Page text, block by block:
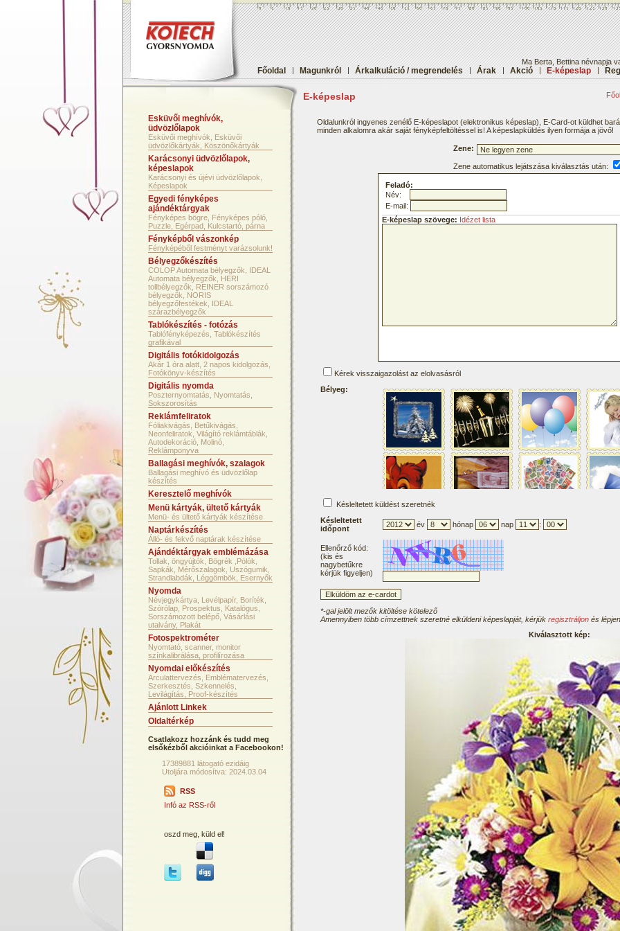
Ma Berta, Bettina névnapja
Főoldal | Magunkról | Árkalkuláció / megrendelés | Árak | Akció | E-képeslap |
E-képeslap
Esküvői meghívók,
üdvözlőlapok
Esküvői meghívók, Esküvői
üdvözlőkártyák, Köszönőkártyák
Karácsonyi üdvözlőlapok,
képeslapok
Karácsonyi és újévi üdvözlőlapok,
Képeslapok
Egyedi fényképes
ajándéktárgyak
Fényképes bögre, Fényképes póló,
Puzzle, Egérpad, Kulcstartó, párna
Fényképből vászonkép
Fényképéből festményt varázsolunk!
Bélyegzőkészítés
COLOP Automata bélyegzők, IDEAL
Automata bélyegzők, HERI
tollbélyegzők, REINER sorszámozó
bélyegzők, NORIS
bélyegzőfestékek, IDEAL
szárazbélyegzők
Tablókészítés - fotózás
Tablófényképezés, Tablókészítés
grafikával
Digitális fotókidolgozás
Akár 1 óra alatt, 2 napos kidolgozás,
Fotókönyv-készítés
Digitális nyomda
Poszternyomtatás, Nyomtatás,
Sokszorosítás
Reklámfeliratok
Fóliakivágás, Betűkivágás,
Neonfeliratok, Világító reklámtáblák,
Autodekoráció, Molinó,
Reklámponyva
Ballagási meghívók, szalagok
Ballagási meghívó és üdvözlőlap
készítés
Keresztelő meghívók
Menü kártyák, ültető kártyák
Menü- és ültető kártyák készítése
Naptárkészítés
Álló- és fekvő naptárak készítése
Ajándéktárgyak emblémázása
Tollak, öngyújtók, Bögrék ,Pólók,
Sapkák, Mérőszalagok, Uszógumik,
Strandlabdák, Léggömbök, Esernyők
Nyomda
Névjegykártya, Levélpapír, Boríték,
Szórólap, Prospektus, Katalógus,
Sorszámozott belépő, Vásárlási
utalvány, Plakát
Fotospektrométer
Nyomtató, scanner, monitor
színkalibrálása, profilírozása
Nyomdai előkészítés
Arculattervezés, Emblématervezés,
Szerkesztés, Szkennelés,
Levilágítás, Proof-készítés
Ajánlott Linkek
Oldaltérkép
Csatlakozz hozzánk és tudd meg
elsőkézből akcióinkat a Facebookon!
17389881 látogató ezidáig
Utoljára módosítva: 2024.03.04
RSS
Infó az RSS-ről
oszd meg, küld el!
Oldalunkról ingyenes zenélő E-képeslapot (elektronikus képeslap), E-Card-ot küldhet
minden alkalomra akár saját fényképfeltöltéssel is! A képeslapküldés ilyen formája a jövő!
Zene:
Zene automatikus lejátszása kiválasztás után:
Feladó:
Név:
E-mail:
E-képeslap szövege: Idézet lista
Kérek visszaigazolást az elolvasásról
Bélyeg:
Késleltetett küldést szeretnék
Késleltetett
időpont
év hónap nap :
Ellenőrző kód:
(kis és
nagybetűkre
kérjük figyeljen)
*-gal jelölt mezők kitöltése kötelező
Amennyiben több címzettnek szeretné elküldeni képeslapját, kérjük regisztráljon és
Kiválasztott kép: